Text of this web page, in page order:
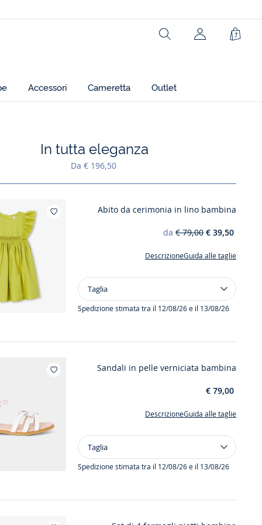
Rechercher
Accessori Cameretta Outlet
Aggiungi ai miei preferiti : In tutta eleganza
In tutta eleganza
Da € 196,50
Aggiungi ai miei preferiti : Abito da
Abito da cerimonia in lino bambina
da € 79,00 € 39,50
Descrizione Guida alle taglie
Taglia
Abito
da
Taglia
Spedizione stimata tra il 12/08/26 e il 13/08/26
Aggiungi ai miei preferiti : Sandali in
Sandali in pelle verniciata bambina
€ 79,00
Descrizione Guida alle taglie
Taglia
Sandali
in
Taglia
Spedizione stimata tra il 12/08/26 e il 13/08/26